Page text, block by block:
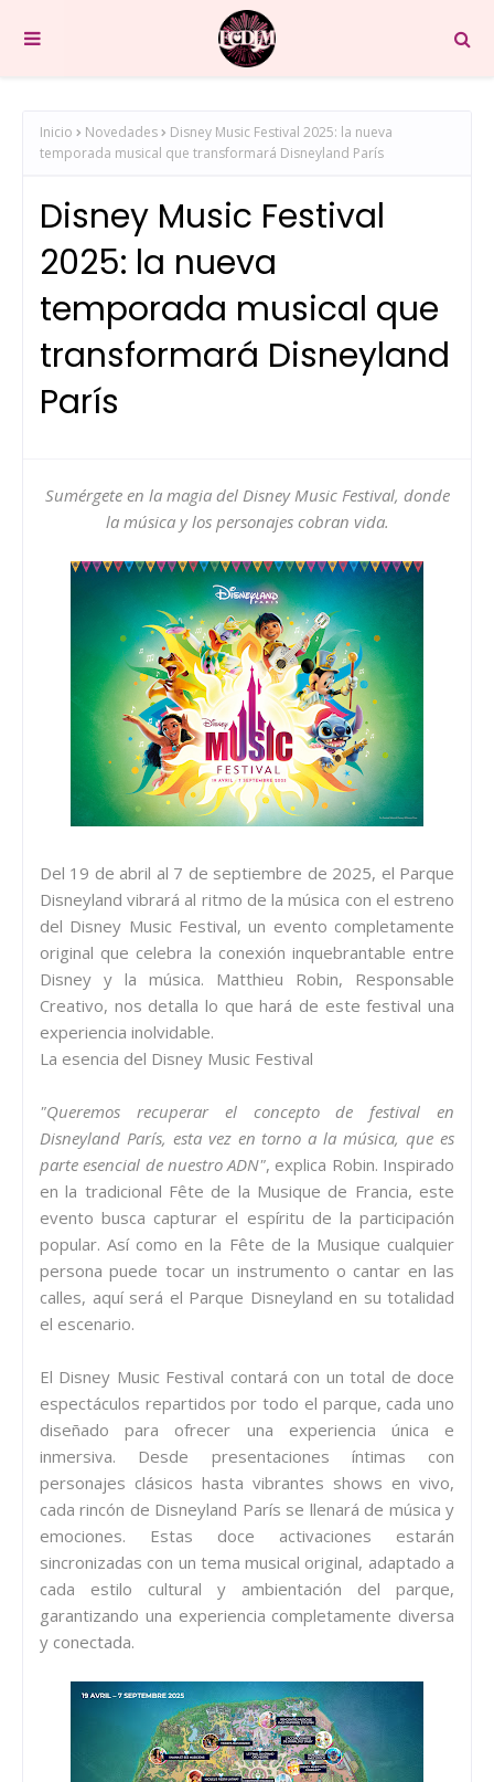
Inicio Novedades
Disney Music Festival 2025: la nueva
temporada musical que transformará Disneyland París
Disney Music Festival
2025: la nueva
temporada musical que
transformará Disneyland
París
Sumérgete en la magia del Disney Music Festival, donde
la música y los personajes cobran vida.
Del 19 de abril al 7 de septiembre de 2025, el Parque
Disneyland vibrará al ritmo de la música con el estreno
del Disney Music Festival, un evento completamente
original que celebra la conexión inquebrantable entre
Disney y la música. Matthieu Robin, Responsable
Creativo, nos detalla lo que hará de este festival una
experiencia inolvidable.
La esencia del Disney Music Festival
"Queremos recuperar el concepto de festival en
Disneyland París, esta vez en torno a la música, que es
parte esencial de nuestro ADN", explica Robin. Inspirado
en la tradicional Fête de la Musique de Francia, este
evento busca capturar el espíritu de la participación
popular. Así como en la Fête de la Musique cualquier
persona puede tocar un instrumento o cantar en las
calles, aquí será el Parque Disneyland en su totalidad
el escenario.
El Disney Music Festival contará con un total de doce
espectáculos repartidos por todo el parque, cada uno
diseñado para ofrecer una experiencia única e
inmersiva. Desde presentaciones íntimas con
personajes clásicos hasta vibrantes shows en vivo,
cada rincón de Disneyland París se llenará de música y
emociones. Estas doce activaciones estarán
sincronizadas con un tema musical original, adaptado a
cada estilo cultural y ambientación del parque,
garantizando una experiencia completamente diversa
y conectada.